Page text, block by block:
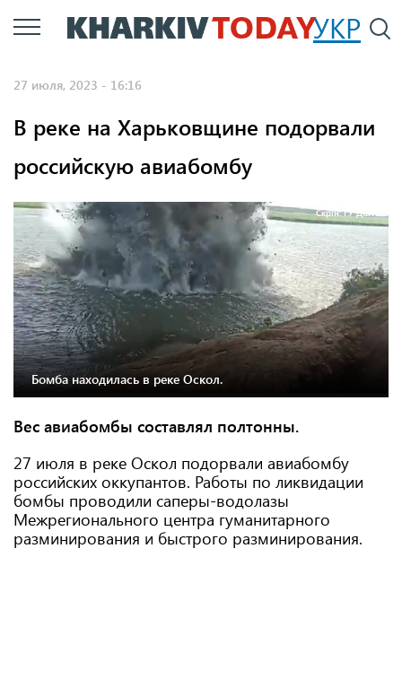
Перейти
к
УКР
27 июля, 2023 - 16:16
В реке на Харьковщине подорвали
российскую авиабомбу
Скрін: ГУ ДСНС
Бомба находилась в реке Оскол.
Вес авиабомбы составлял полтонны.
27 июля в реке Оскол подорвали авиабомбу
российских оккупантов. Работы по ликвидации
бомбы проводили саперы-водолазы
Межрегионального центра гуманитарного
разминирования и быстрого разминирования.